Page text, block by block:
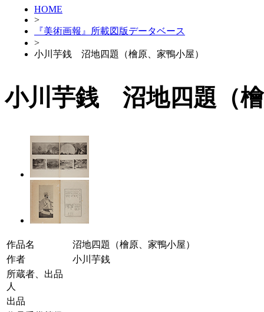
HOME
>
『美術画報』所載図版データベース
>
小川芋銭 沼地四題（檜原、家鴨小屋）
小川芋銭 沼地四題（
作品名
沼地四題（檜原、家鴨小屋）
作者
小川芋銭
所蔵者、出品
人
出品